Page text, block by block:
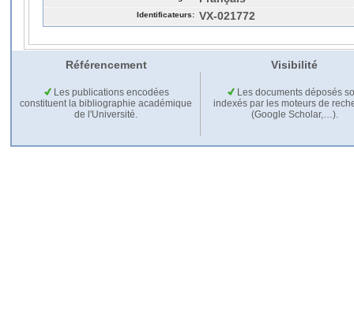
Identificateurs: VX-021772
Référencement Visibilité
Les publications encodées
constituent la bibliographie académique
de l'Université.
Les documents déposés
indexés par les moteurs de
(Google Scholar,…).